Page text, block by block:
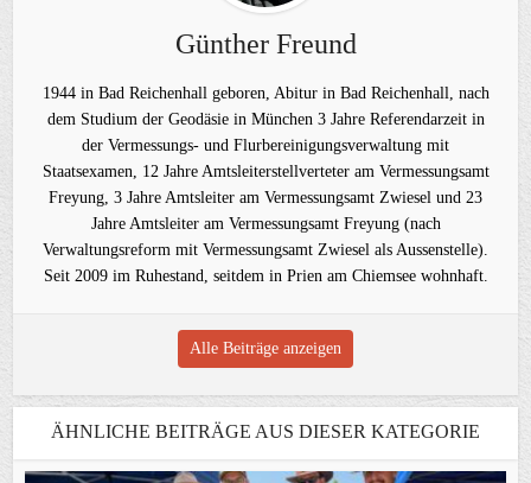
Günther Freund
1944 in Bad Reichenhall geboren, Abitur in Bad Reichenhall, nach
dem Studium der Geodäsie in München 3 Jahre Referendarzeit in
der Vermessungs- und Flurbereinigungsverwaltung mit
Staatsexamen, 12 Jahre Amtsleiterstellverteter am Vermessungsamt
Freyung, 3 Jahre Amtsleiter am Vermessungsamt Zwiesel und 23
Jahre Amtsleiter am Vermessungsamt Freyung (nach
Verwaltungsreform mit Vermessungsamt Zwiesel als Aussenstelle).
Seit 2009 im Ruhestand, seitdem in Prien am Chiemsee wohnhaft.
Alle Beiträge anzeigen
ÄHNLICHE BEITRÄGE AUS DIESER KATEGORIE